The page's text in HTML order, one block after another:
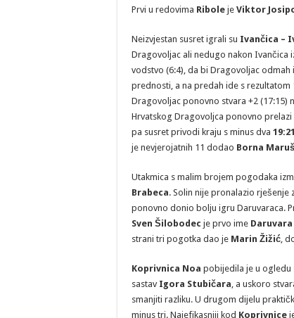
Prvi u redovima Ribole je Viktor
Neizvjestan susret igrali su Ivančica –
Dragovoljac ali nedugo nakon Ivančica
vodstvo (6:4), da bi Dragovoljac
prednosti, a na predah ide s
Dragovoljac ponovno stvara +2 (17:15)
Hrvatskog Dragovoljca ponovno
pa susret privodi kraju s minus dva 19:21
je nevjerojatnih 11 dodao Borna
Utakmica s malim brojem pogodaka
Brabeca. Solin nije pronalazio rješenje
ponovno donio bolju igru Daruvaraca.
Sven Šilobodec je prvo ime Daruvara
strani tri pogotka dao je Marin Žižić ,
Koprivnica Noa pobijedila je u ogledu
sastav Igora Stubičara , a uskoro
smanjiti razliku. U drugom dijelu
minus tri. Najefikasniji kod Koprivnice